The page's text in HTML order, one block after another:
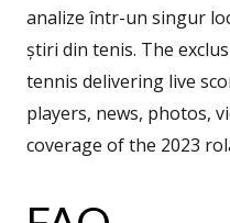
analize într-un singur
știri din tenis. The
tennis delivering live
players, news, photos,
coverage of the 2023